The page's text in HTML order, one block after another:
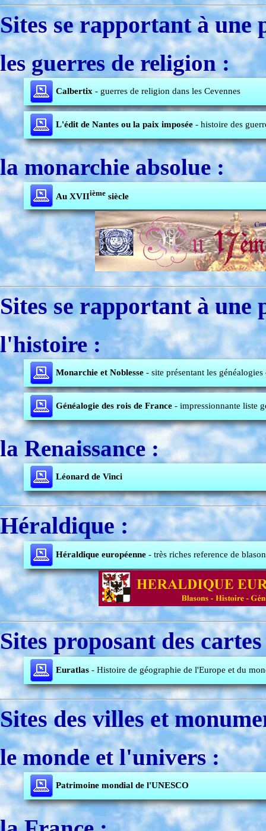
Sites se rapportant à une
les guerres de religion :
Calbertix - guerres de religion dans les Cevennes
L'édit de Nantes ou la paix imposée - histoire des
la monarchie absolue :
Au XVIIième siècle
Sites se rapportant à une
l'histoire :
Monarchie et Noblesse - site présentant les
Généalogie des rois de France - impressionnante liste
la Renaissance :
Léonard de Vinci
Héraldique :
Héraldique européenne - très riches reference de
Sites proposant des
Euratlas - Histoire de géographie de l'Europe et du
Sites des villes et
le monde et l'univers :
Patrimoine mondial de l'UNESCO